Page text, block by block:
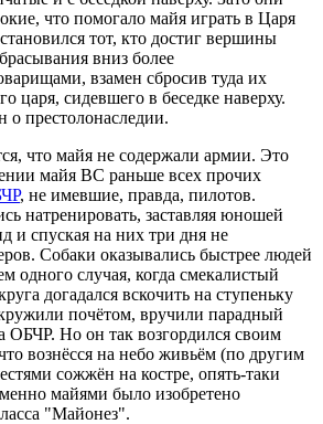
что помогало майя играть в Царя
тот, кто достиг вершины
вниз более
взамен сбросив туда их
царя, сидевшего в беседке наверху.
о престолонаследии.
что майя не содержали армии. Это
майя ВС раньше всех прочих
, не имевшие, правда, пилотов.
натренировать, заставляя юношей
и спуская на них три дня не
Собаки оказывались быстрее людей
одного случая, когда смекалистый
догадался вскочить на ступеньку
почётом, вручили парадный
ОБЧР. Но он так возгордился своим
вознёсся на небо живьём (по другим
сожжён на костре, опять-таки
майями было изобретено
"Майонез".